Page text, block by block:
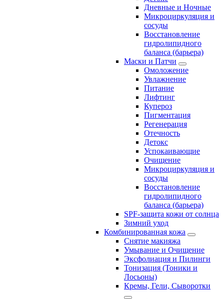
Дневные и Ночные
Микроциркуляция и
сосуды
Восстановление
гидролипидного
баланса (барьера)
Маски и Патчи
Омоложение
Увлажнение
Питание
Лифтинг
Купероз
Пигментация
Регенерация
Отечность
Детокс
Успокаивающие
Очищение
Микроциркуляция и
сосуды
Восстановление
гидролипидного
баланса (барьера)
SPF-защита кожи от солнца
Зимний уход
Комбинированная кожа
Снятие макияжа
Умывание и Очищение
Эксфолиация и Пилинги
Тонизация (Тоники и
Лосьоны)
Кремы, Гели, Сыворотки